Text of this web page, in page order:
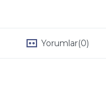
Yorumlar(0)